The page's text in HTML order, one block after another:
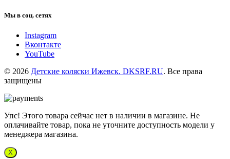
Мы в соц. сетях
Instagram
Вконтакте
YouTube
© 2026 Детские коляски Ижевск. DKSRF.RU. Все права
защищены
Упс! Этого товара сейчас нет в наличии в магазине. Не
оплачивайте товар, пока не уточните доступность модели у
менеджера магазина.
X